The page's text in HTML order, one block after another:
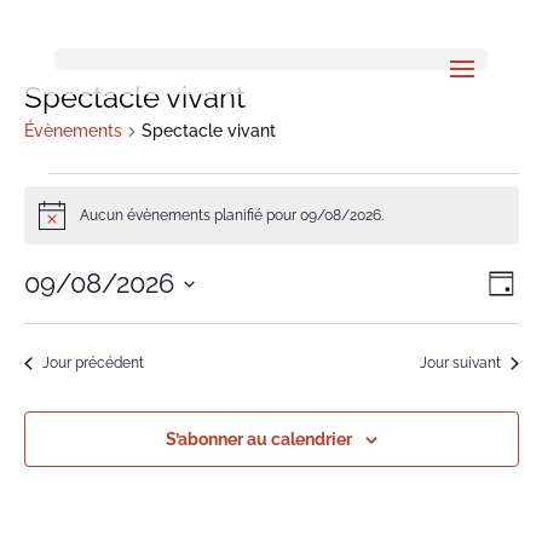
Spectacle vivant
Évènements Spectacle vivant
Évènements
for
09/08/2026
NoticeAucun évènements planifié pour 09/08/2026.
de
Jour
09/08/2026
Sélectionnez
uneJour précédent Jour suivant
S’abonner au calendrier